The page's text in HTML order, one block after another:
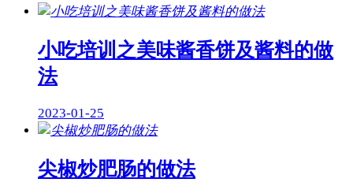
小吃培训之美味酱香饼及酱料的做
法
2023-01-25
尖椒炒肥肠的做法